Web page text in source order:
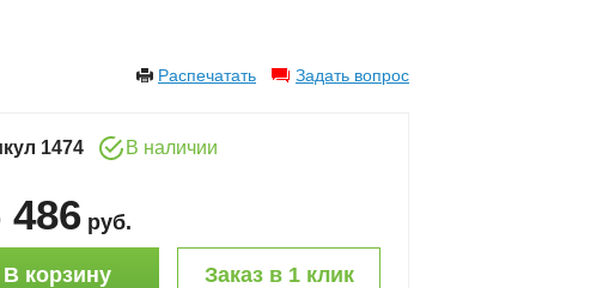
Распечатать Задать вопрос
1474 В наличии
486 руб.
В корзину Заказ в 1 клик